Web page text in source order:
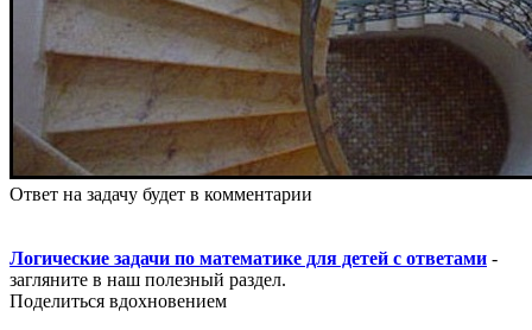
Ответ на задачу будет в комментарии
Логические задачи по математике для детей с ответами -
загляните в наш полезный раздел.
Поделиться вдохновением